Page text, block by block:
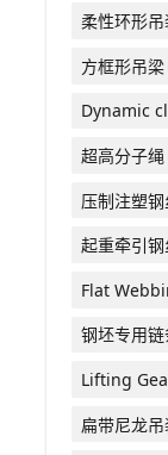
柔性环形
方框形吊梁
Dynamic
超高分子绳
压制注塑
起重牵引
Flat
钢坯专用
Lifting
扁带尼龙